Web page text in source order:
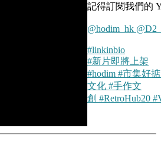
記得訂閱我們的
@hodim_hk
#linkinbio
#新片即將上架
#hodim #市集好掂
文化 #手作文
創 #RetroHub20